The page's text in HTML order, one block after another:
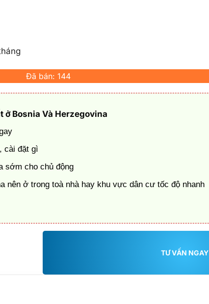
Đã bán: 144
ở Bosnia Và Herzegovina
cài đặt gì
sớm cho chủ động
nên ở trong toà nhà hay khu vực dân cư tốc độ nhanh
TƯ VẤN NGAY